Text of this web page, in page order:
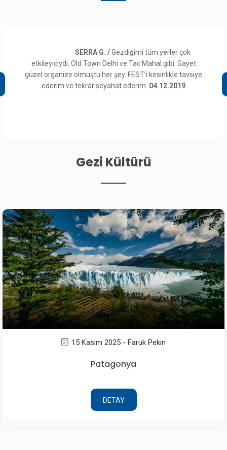
SERRA G. /Gezdiğimi tüm yerler çok
etkileyiciydi. Old Town Delhi ve Tac Mahal gibi. Gayet
güzel organize olmuştu her şey. FEST’i kesinlikle tavsiye
ederim ve tekrar seyahat ederim. 04.12.2019
Gezi Kültürü
15 Kasım 2025 - Faruk Pekin
Patagonya
DETAY